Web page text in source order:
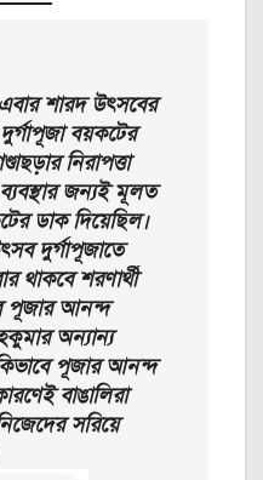
এবার শারদ উৎসবের
বয়কটের
নিরাপত্তা
ব্যবস্থার জন্যই মূলত
ডাক দিয়েছিল।
দুর্গাপূজাতে
থাকবে শরণার্থী
পূজার আনন্দ
অন্যান্য
পূজার আনন্দ
বাঙালিরা
সরিয়ে